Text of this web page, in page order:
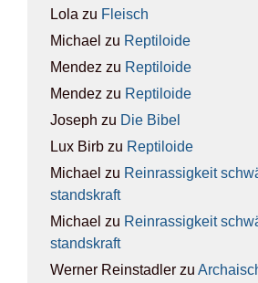
Lola zu Fleisch
Michael zu Rep­ti­lo­ide
Mendez zu Rep­ti­lo­ide
Mendez zu Rep­ti­lo­ide
Joseph zu Die Bibel
Lux Birb zu Rep­ti­lo­ide
Michael zu Rein­ras­sig­keit
stands­kraft
Michael zu Rein­ras­sig­keit
stands­kraft
Werner Reinstadler zu